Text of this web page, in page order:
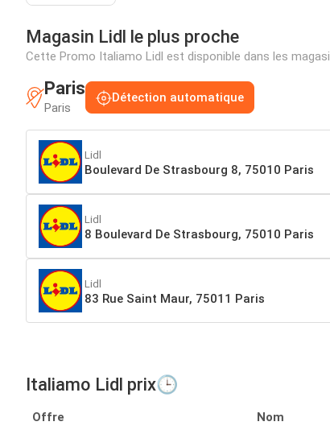
Magasin Lidl le plus proche
Cette Promo Italiamo Lidl est disponible dans les
Paris
Paris
Détection automatique
Lidl
Boulevard De Strasbourg 8, 75010 Paris
Lidl
8 Boulevard De Strasbourg, 75010 Paris
Lidl
83 Rue Saint Maur, 75011 Paris
Italiamo Lidl prix🕒
Offre Nom